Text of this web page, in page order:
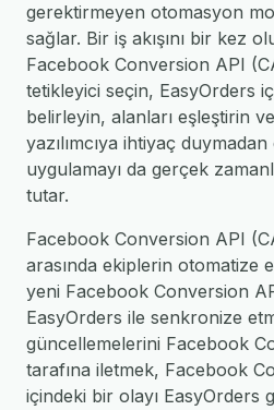
gerektirmeyen otomasyon
sağlar. Bir iş akışını bir kez
Facebook Conversion API
tetikleyici seçin, EasyOrders
belirleyin, alanları eşleştirin
yazılımcıya ihtiyaç
uygulamayı da gerçek
tutar.
Facebook Conversion API
arasında ekiplerin otomatize
yeni Facebook Conversion
EasyOrders ile senkronize
güncellemelerini Facebook
tarafına iletmek, Facebook
içindeki bir olayı EasyOrders